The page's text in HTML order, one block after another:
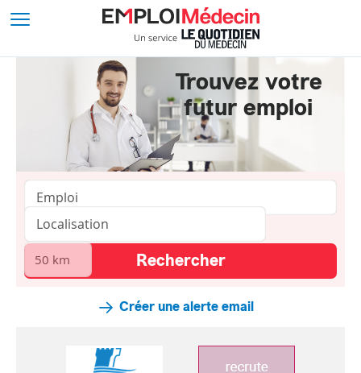
Trouvez votre
futur emploi
Créer une alerte email